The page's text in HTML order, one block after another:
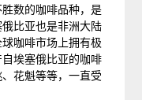
数的咖啡品种，是
比亚也是非洲大陆
球咖啡市场上拥有极
埃塞俄比亚的咖啡
花魁等等，一直受